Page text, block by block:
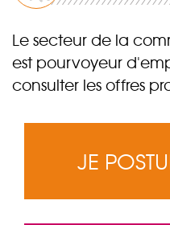
Le secteur de la
est pourvoyeur
consulter les offres
JE